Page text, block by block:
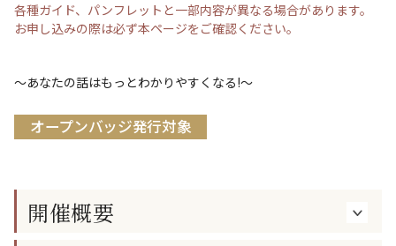
各種ガイド、パンフレットと一部内容が異なる場合があります。
お申し込みの際は必ず本ページをご確認ください。
～あなたの話はもっとわかりやすくなる!～
オープンバッジ発行対象
開催概要